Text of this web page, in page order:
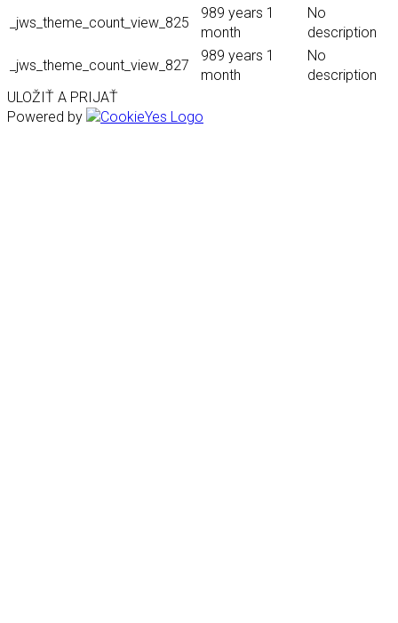
_jws_theme_count_view_825
989 years 1
month
No
description
_jws_theme_count_view_827
989 years 1
month
No
description
ULOŽIŤ A PRIJAŤ
Powered by